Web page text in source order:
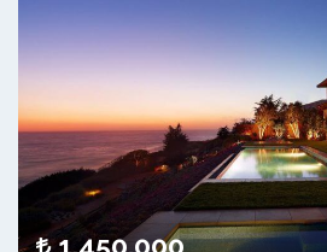
1.450.000